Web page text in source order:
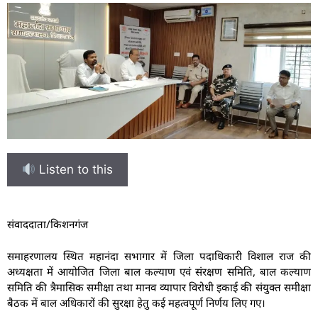
Listen to this
संवाददाता/किशनगंज
समाहरणालय स्थित महानंदा सभागार में जिला पदाधिकारी विशाल राज की
अध्यक्षता में आयोजित जिला बाल कल्याण एवं संरक्षण समिति, बाल कल्याण
समिति की त्रैमासिक समीक्षा तथा मानव व्यापार विरोधी इकाई की संयुक्त समीक्षा
बैठक में बाल अधिकारों की सुरक्षा हेतु कई महत्वपूर्ण निर्णय लिए गए।